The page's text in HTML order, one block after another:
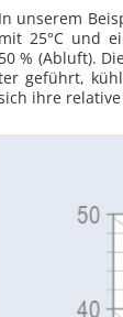
In un­se­rem
mit 25°C und
50 % (Ab­luft).
ge­führt,
ihre